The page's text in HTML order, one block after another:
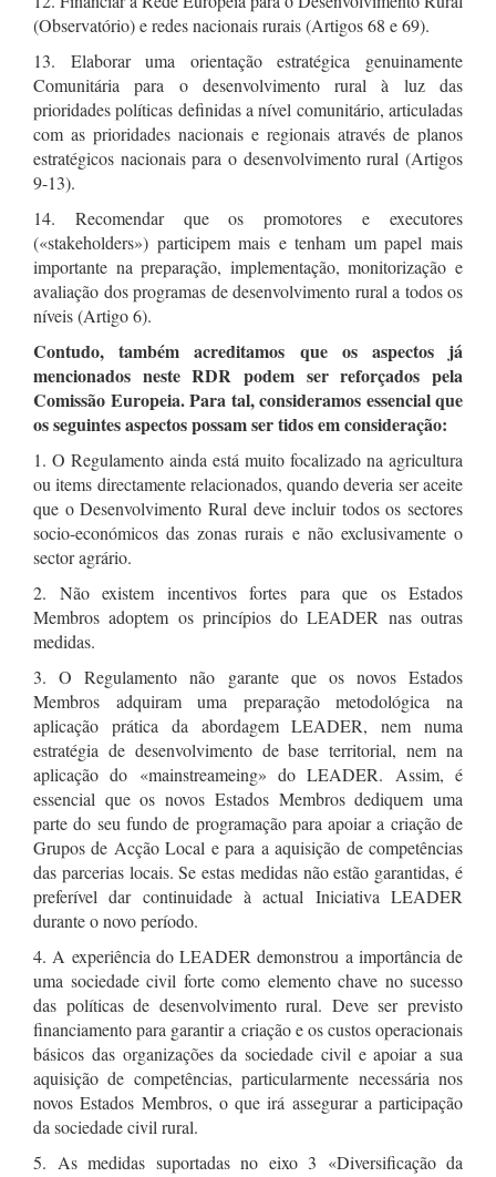
(Observatório) e redes nacionais rurais (Artigos 68 e 69).
13. Elaborar uma orientação estratégica genuinamente
Comunitária para o desenvolvimento rural à luz das
prioridades políticas definidas a nível comunitário, articuladas
com as prioridades nacionais e regionais através de planos
estratégicos nacionais para o desenvolvimento rural (Artigos
9-13).
14. Recomendar que os promotores e executores
(«stakeholders») participem mais e tenham um papel mais
importante na preparação, implementação, monitorização e
avaliação dos programas de desenvolvimento rural a todos os
níveis (Artigo 6).
Contudo, também acreditamos que os aspectos já
mencionados neste RDR podem ser reforçados pela
Comissão Europeia. Para tal, consideramos essencial que
os seguintes aspectos possam ser tidos em consideração:
1. O Regulamento ainda está muito focalizado na agricultura
ou items directamente relacionados, quando deveria ser aceite
que o Desenvolvimento Rural deve incluir todos os sectores
socio-económicos das zonas rurais e não exclusivamente o
sector agrário.
2. Não existem incentivos fortes para que os Estados
Membros adoptem os princípios do LEADER nas outras
medidas.
3. O Regulamento não garante que os novos Estados
Membros adquiram uma preparação metodológica na
aplicação prática da abordagem LEADER, nem numa
estratégia de desenvolvimento de base territorial, nem na
aplicação do «mainstreameing» do LEADER. Assim, é
essencial que os novos Estados Membros dediquem uma
parte do seu fundo de programação para apoiar a criação de
Grupos de Acção Local e para a aquisição de competências
das parcerias locais. Se estas medidas não estão garantidas, é
preferível dar continuidade à actual Iniciativa LEADER
durante o novo período.
4. A experiência do LEADER demonstrou a importância de
uma sociedade civil forte como elemento chave no sucesso
das políticas de desenvolvimento rural. Deve ser previsto
financiamento para garantir a criação e os custos operacionais
básicos das organizações da sociedade civil e apoiar a sua
aquisição de competências, particularmente necessária nos
novos Estados Membros, o que irá assegurar a participação
da sociedade civil rural.
5. As medidas suportadas no eixo 3 «Diversificação da